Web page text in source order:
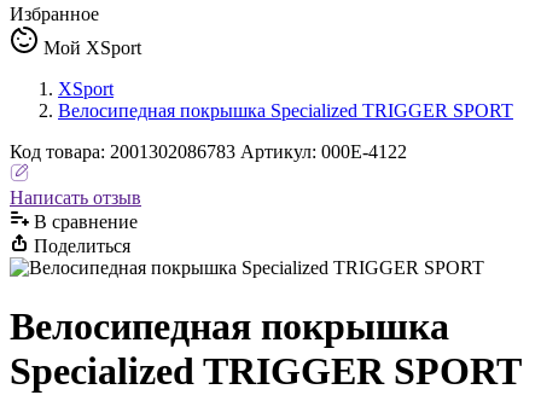
Избранное
Мой XSport
XSport
Велосипедная покрышка Specialized TRIGGER SPORT
Код товара: 2001302086783 Артикул: 000E-4122
Написать отзыв
В сравнениe
Поделиться
Велосипедная покрышка
Specialized TRIGGER SPORT